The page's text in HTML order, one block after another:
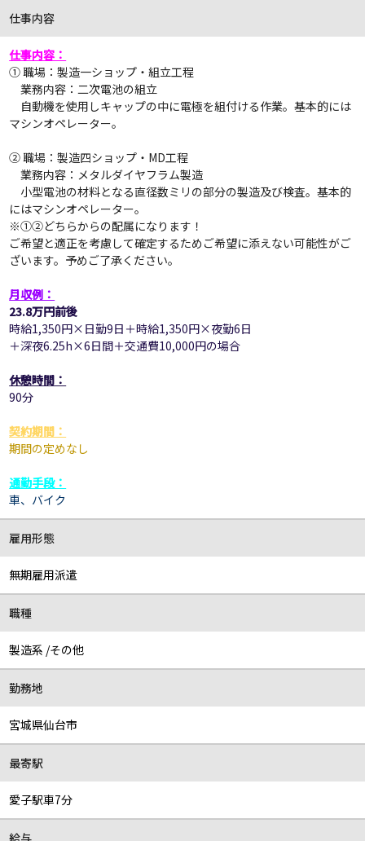
仕事内容
仕事内容：
① 職場：製造一ショップ・組立工程
業務内容：二次電池の組立
自動機を使用しキャップの中に電極を組付ける作業。基本的には
マシンオペレーター。
② 職場：製造四ショップ・MD工程
業務内容：メタルダイヤフラム製造
小型電池の材料となる直径数ミリの部分の製造及び検査。基本的
にはマシンオペレーター。
※①②どちらからの配属になります！
ご希望と適正を考慮して確定するためご希望に添えない可能性がご
ざいます。予めご了承ください。
月収例：
23.8万円前後
時給1,350円×日勤9日＋時給1,350円×夜勤6日
＋深夜6.25h×6日間＋交通費10,000円の場合
休憩時間：
90分
契約期間：
期間の定めなし
通勤手段：
車、バイク
雇用形態
無期雇用派遣
職種
製造系 /その他
勤務地
宮城県仙台市
最寄駅
愛子駅車7分
給与